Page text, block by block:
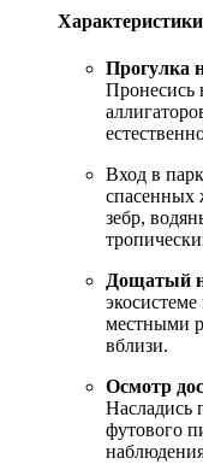
Характеристики
Прогулка
Пронесись
Вход в
спасенных
зебр,
Дощатый
местными
вблизи.
Осмотр
Насладись
футового